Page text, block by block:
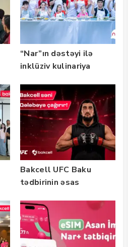
“Nar”ın dəstəyi ilə
inklüziv kulinariya
keçirilib — Fotolar
Bakcell UFC Baku
tədbirinin əsas